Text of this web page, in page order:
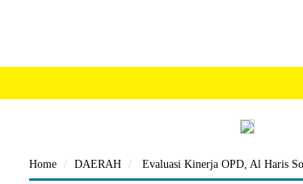
Home DAERAH Evaluasi Kinerja OPD, Al Haris